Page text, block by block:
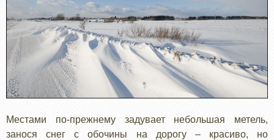
Местами по-прежнему задувает небольшая метель,
занося снег с обочины на дорогу – красиво, но